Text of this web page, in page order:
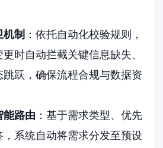
制 ：依托自动化校验规则，
时自动拦截关键信息缺失、
跃，确保流程合规与数据资
能路由 ：基于需求类型、优先
系统自动将需求分发至预设